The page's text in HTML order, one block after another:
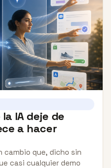
IA deje de
a hacer
cambio que, dicho sin
casi cualquier demo